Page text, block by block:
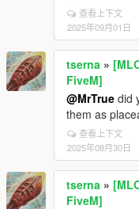
查看上下文
2025年09月01日
tserna »
FiveM]
@MrTrue did
them as
查看上下文
2025年08月30日
tserna »
FiveM]